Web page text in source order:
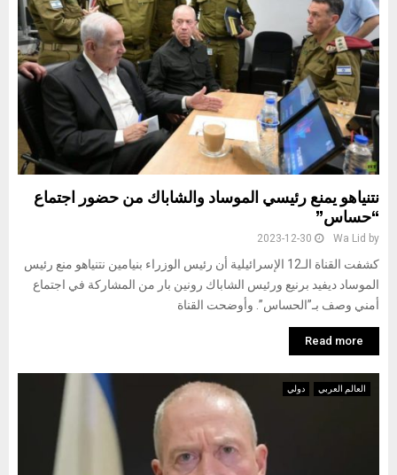
نتنياهو يمنع رئيسي الموساد والشاباك من حضور اجتماع
“حساس”
by
Wa Lid
2023-12-30
كشفت القناة الـ12 الإسرائيلية أن رئيس الوزراء بنيامين نتنياهو منع رئيس
الموساد ديفيد برنيع ورئيس الشاباك رونين بار من المشاركة في اجتماع
أمني وصف بـ”الحساس”. وأوضحت القناة
Read more
العالم العربي دولي